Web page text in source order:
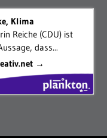
Klima
Reiche (CDU) ist
dass...
→